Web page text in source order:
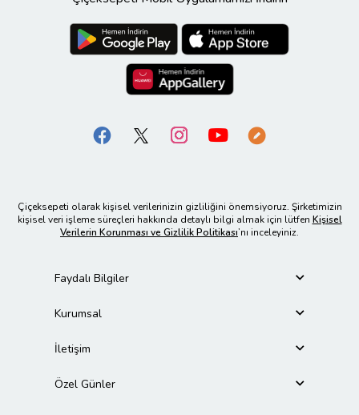
Çiçeksepeti olarak kişisel verilerinizin gizliliğini önemsiyoruz. Şirketimizin
kişisel veri işleme süreçleri hakkında detaylı bilgi almak için lütfen Kişisel
Verilerin Korunması ve Gizlilik Politikası’nı inceleyiniz.
Faydalı Bilgiler
Kurumsal
İletişim
Özel Günler